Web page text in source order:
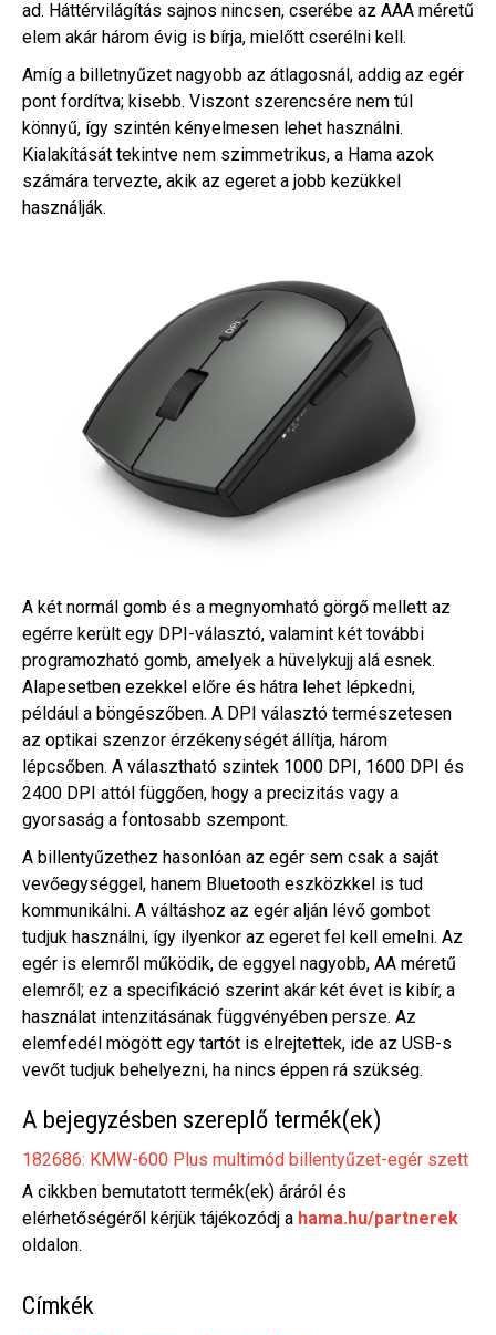
ad. Háttérvilágítás sajnos nincsen, cserébe az AAA méretű
elem akár három évig is bírja, mielőtt cserélni kell.
Amíg a billetnyűzet nagyobb az átlagosnál, addig az egér
pont fordítva; kisebb. Viszont szerencsére nem túl
könnyű, így szintén kényelmesen lehet használni.
Kialakítását tekintve nem szimmetrikus, a Hama azok
számára tervezte, akik az egeret a jobb kezükkel
használják.
A két normál gomb és a megnyomható görgő mellett az
egérre került egy DPI-választó, valamint két további
programozható gomb, amelyek a hüvelykujj alá esnek.
Alapesetben ezekkel előre és hátra lehet lépkedni,
például a böngészőben. A DPI választó természetesen
az optikai szenzor érzékenységét állítja, három
lépcsőben. A választható szintek 1000 DPI, 1600 DPI és
2400 DPI attól függően, hogy a precizitás vagy a
gyorsaság a fontosabb szempont.
A billentyűzethez hasonlóan az egér sem csak a saját
vevőegységgel, hanem Bluetooth eszközkkel is tud
kommunikálni. A váltáshoz az egér alján lévő gombot
tudjuk használni, így ilyenkor az egeret fel kell emelni. Az
egér is elemről működik, de eggyel nagyobb, AA méretű
elemről; ez a specifikáció szerint akár két évet is kibír, a
használat intenzitásának függvényében persze. Az
elemfedél mögött egy tartót is elrejtettek, ide az USB-s
vevőt tudjuk behelyezni, ha nincs éppen rá szükség.
A bejegyzésben szereplő termék(ek)
182686: KMW-600 Plus multimód billentyűzet-egér szett
A cikkben bemutatott termék(ek) áráról és
elérhetőségéről kérjük tájékozódj a hama.hu/partnerek
oldalon.
Címkék